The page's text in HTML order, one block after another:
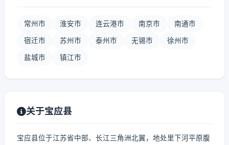
常州市 淮安市 连云港市 南京市 南通市
宿迁市 苏州市 泰州市 无锡市 徐州市
盐城市 镇江市
关于宝应县
宝应县位于江苏省中部、长江三角洲北翼，地处里下河平原腹